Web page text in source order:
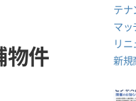
物件
テナ
マッ
リ
新規